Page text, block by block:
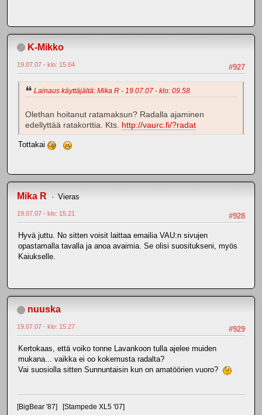
K-Mikko
#927
19.07.07 - klo: 15.04
Lainaus käyttäjältä: Mika R - 19.07.07 - klo: 09.58
Olethan hoitanut ratamaksun? Radalla ajaminen
edellyttää ratakorttia. Kts. http://vaurc.fi/?radat
Tottakai
Mika R Vieras
#928
19.07.07 - klo: 15.21
Hyvä juttu. No sitten voisit laittaa emailia VAU:n sivujen
opastamalla tavalla ja anoa avaimia. Se olisi suositukseni, myös
Kaiukselle.
nuuska
#929
19.07.07 - klo: 15.27
Kertokaas, että voiko tonne Lavankoon tulla ajelee muiden
mukana... vaikka ei oo kokemusta radalta?
Vai suosiolla sitten Sunnuntaisin kun on amatöörien vuoro?
[BigBear '87] [Stampede XL5 '07]